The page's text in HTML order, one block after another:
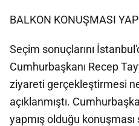
BALKON KONUŞMASI
Seçim sonuçlarını
Cumhurbaşkanı Recep
ziyareti gerçekleştirmesi
açıklanmıştı.
yapmış olduğu konuşması